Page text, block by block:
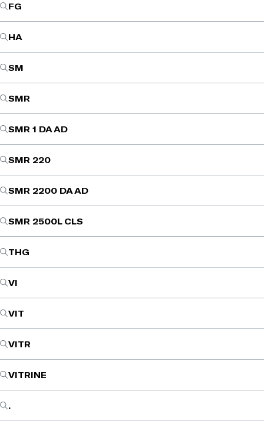
FG
HA
SM
SMR
SMR 1 DA AD
SMR 220
SMR 2200 DA AD
SMR 2500L CLS
THG
VI
VIT
VITR
VITRINE
.